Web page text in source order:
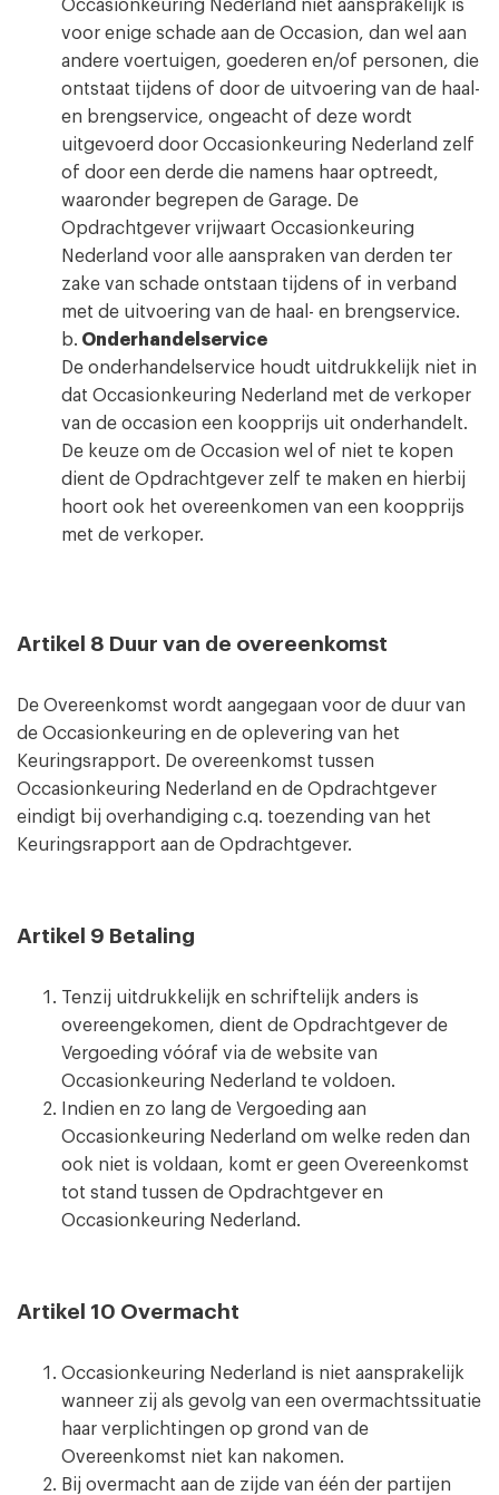
Occasionkeuring Nederland niet aansprakelijk is
voor enige schade aan de Occasion, dan wel aan
andere voertuigen, goederen en/of personen, die
ontstaat tijdens of door de uitvoering van de haal-
en brengservice, ongeacht of deze wordt
uitgevoerd door Occasionkeuring Nederland zelf
of door een derde die namens haar optreedt,
waaronder begrepen de Garage. De
Opdrachtgever vrijwaart Occasionkeuring
Nederland voor alle aanspraken van derden ter
zake van schade ontstaan tijdens of in verband
met de uitvoering van de haal- en brengservice.
b. Onderhandelservice
De onderhandelservice houdt uitdrukkelijk niet in
dat Occasionkeuring Nederland met de verkoper
van de occasion een koopprijs uit onderhandelt.
De keuze om de Occasion wel of niet te kopen
dient de Opdrachtgever zelf te maken en hierbij
hoort ook het overeenkomen van een koopprijs
met de verkoper.
Artikel 8 Duur van de overeenkomst
De Overeenkomst wordt aangegaan voor de duur van
de Occasionkeuring en de oplevering van het
Keuringsrapport. De overeenkomst tussen
Occasionkeuring Nederland en de Opdrachtgever
eindigt bij overhandiging c.q. toezending van het
Keuringsrapport aan de Opdrachtgever.
Artikel 9 Betaling
Tenzij uitdrukkelijk en schriftelijk anders is
overeengekomen, dient de Opdrachtgever de
Vergoeding vóóraf via de website van
Occasionkeuring Nederland te voldoen.
Indien en zo lang de Vergoeding aan
Occasionkeuring Nederland om welke reden dan
ook niet is voldaan, komt er geen Overeenkomst
tot stand tussen de Opdrachtgever en
Occasionkeuring Nederland.
Artikel 10 Overmacht
Occasionkeuring Nederland is niet aansprakelijk
wanneer zij als gevolg van een overmachtssituatie
haar verplichtingen op grond van de
Overeenkomst niet kan nakomen.
Bij overmacht aan de zijde van één der partijen